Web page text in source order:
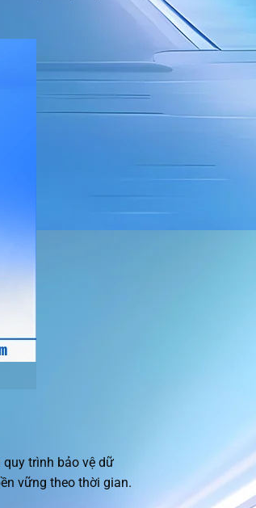
trình bảo vệ dữ
vững theo thời gian.